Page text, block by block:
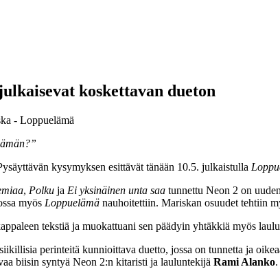
koskettavan dueton
kysymyksen esittävät tänään 10.5. julkaistulla
, Polku ja Ei yksinäinen unta saa tunnettu Neon 2 on
myös Loppuelämä nauhoitettiin. Mariskan osuudet tehtiin
tekstiä ja muokattuani sen päädyin yhtäkkiä myös
perinteitä kunnioittava duetto, jossa on tunnetta ja
biisin syntyä Neon 2:n kitaristi ja lauluntekijä Rami Alanko